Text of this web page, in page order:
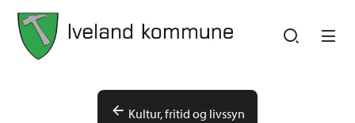
Iveland kommune
Kultur, fritid og livssyn